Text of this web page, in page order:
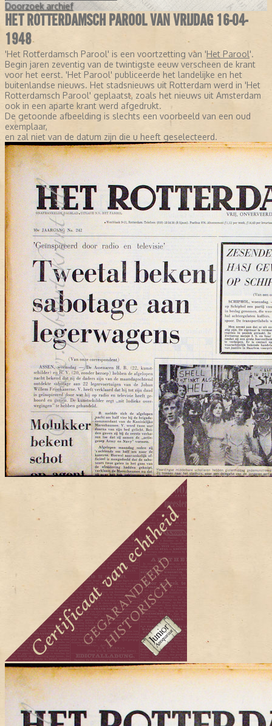
Doorzoek archief
HET ROTTERDAMSCH PAROOL VAN VRIJDAG 16-04-
1948
'Het Rotterdamsch Parool' is een voortzetting van 'Het Parool'.
Begin jaren zeventig van de twintigste eeuw verscheen de krant
voor het eerst. 'Het Parool' publiceerde het landelijke en het
buitenlandse nieuws. Het stadsnieuws uit Rotterdam werd in 'Het
Rotterdamsch Parool' geplaatst, zoals het nieuws uit Amsterdam
ook in een aparte krant werd afgedrukt.
De getoonde afbeelding is slechts een voorbeeld van een oud
exemplaar,
en zal niet van de datum zijn die u heeft geselecteerd.